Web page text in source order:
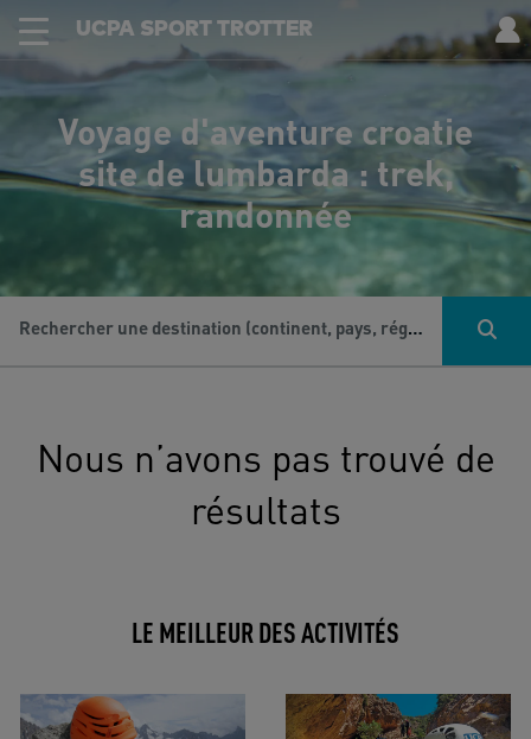
UCPA SPORT TROTTER
Voyage d'aventure croatie
site de lumbarda : trek,
randonnée
Rechercher une destination (continent, pays, région...), une activité...
Nous n’avons pas trouvé de
résultats
LE MEILLEUR DES ACTIVITÉS